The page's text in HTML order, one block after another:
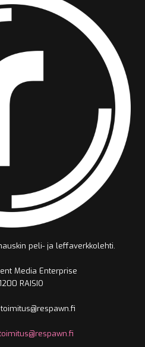
peli- ja leffaverkkolehti.
Media Enterprise
RAISIO